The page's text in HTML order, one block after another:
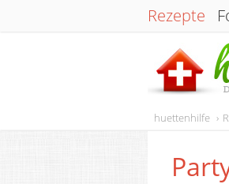
Rezepte
huettenhilfe